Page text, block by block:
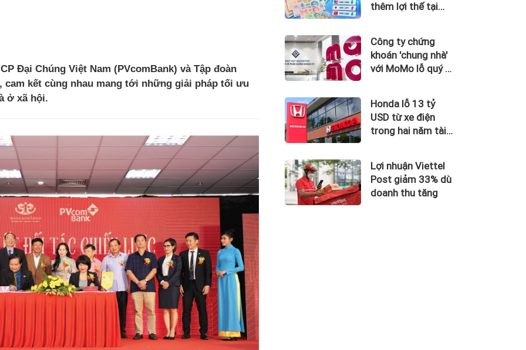
Đại Chúng Việt Nam (PVcomBank) và Tập đoàn
cam kết cùng nhau mang tới những giải pháp tối ưu
ở xã hội.
thêm lợi thế tại
Công ty chứng
khoán 'chung nhà'
với MoMo lỗ quý II
lũy kế gần 181 tỷ
đồng
Honda lỗ 13 tỷ
USD từ xe điện
trong hai năm tài
Lợi nhuận Viettel
Post giảm 33% dù
doanh thu tăng